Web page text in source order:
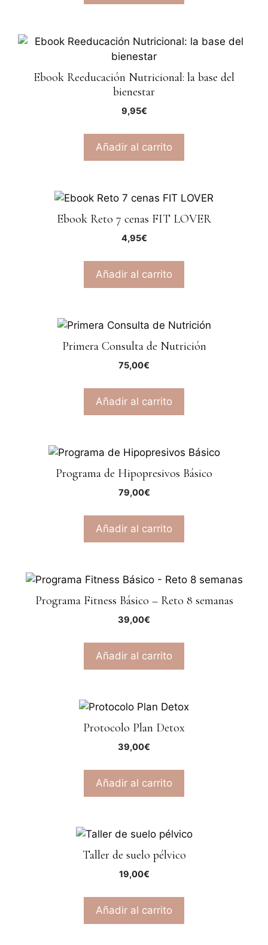
Ebook Reeducación Nutricional: la base del
bienestar
9,95€
Añadir al carrito
Ebook Reto 7 cenas FIT LOVER
4,95€
Añadir al carrito
Primera Consulta de Nutrición
75,00€
Añadir al carrito
Programa de Hipopresivos Básico
79,00€
Añadir al carrito
Programa Fitness Básico – Reto 8 semanas
39,00€
Añadir al carrito
Protocolo Plan Detox
39,00€
Añadir al carrito
Taller de suelo pélvico
19,00€
Añadir al carrito